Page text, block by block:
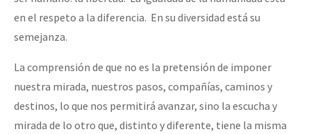
en el respeto a la diferencia. En su diversidad está su
semejanza.
La comprensión de que no es la pretensión de imponer
nuestra mirada, nuestros pasos, compañías, caminos y
destinos, lo que nos permitirá avanzar, sino la escucha y
mirada de lo otro que, distinto y diferente, tiene la misma